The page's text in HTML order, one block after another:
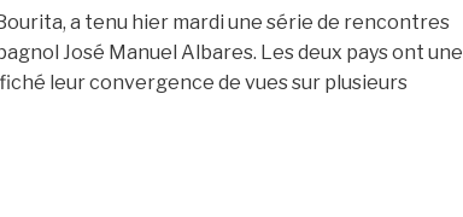
a tenu hier mardi une série de rencontres
José Manuel Albares. Les deux pays ont une
leur convergence de vues sur plusieurs